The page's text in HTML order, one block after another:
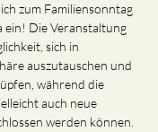
zum Familiensonntag
ein! Die Veranstaltung
sich in
auszutauschen und
während die
auch neue
werden können.